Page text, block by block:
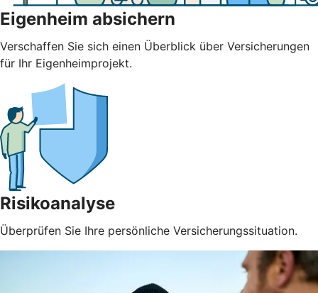
Eigenheim absichern
Verschaffen Sie sich einen Überblick über Versicherungen
für Ihr Eigenheimprojekt.
Risikoanalyse
Überprüfen Sie Ihre persönliche Versicherungssituation.